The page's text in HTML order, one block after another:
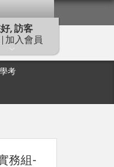
, 訪客
加入會員
考
務組-